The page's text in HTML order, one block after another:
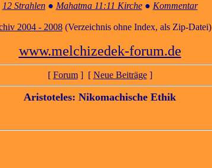
12 Strahlen● Mahatma 11:11 Kirche● Kommentar
2004 - 2008(Verzeichnis ohne Index, als Zip-Datei)
www.melchizedek-forum.de
[ Forum] [ Neue Beiträge]
Aristoteles: Nikomachische Ethik